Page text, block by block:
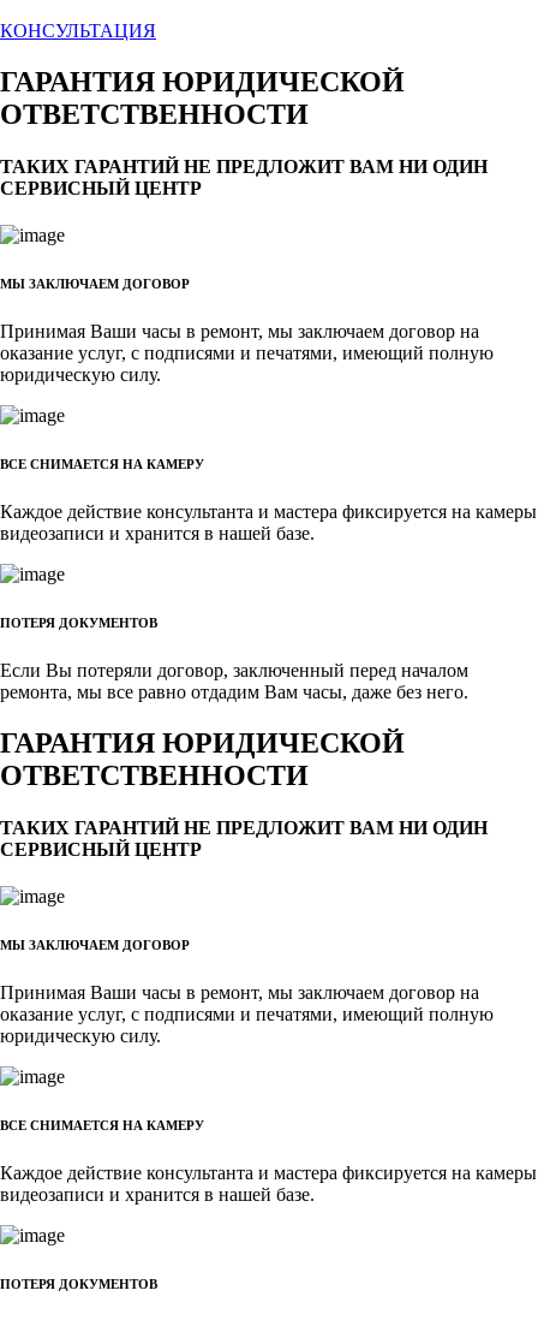
КОНСУЛЬТАЦИЯ
ГАРАНТИЯ ЮРИДИЧЕСКОЙ
ОТВЕТСТВЕННОСТИ
ТАКИХ ГАРАНТИЙ НЕ ПРЕДЛОЖИТ ВАМ НИ ОДИН
СЕРВИСНЫЙ ЦЕНТР
МЫ ЗАКЛЮЧАЕМ ДОГОВОР
Принимая Ваши часы в ремонт, мы заключаем договор на
оказание услуг, с подписями и печатями, имеющий полную
юридическую силу.
ВСЕ СНИМАЕТСЯ НА КАМЕРУ
Каждое действие консультанта и мастера фиксируется на камеры
видеозаписи и хранится в нашей базе.
ПОТЕРЯ ДОКУМЕНТОВ
Если Вы потеряли договор, заключенный перед началом
ремонта, мы все равно отдадим Вам часы, даже без него.
ГАРАНТИЯ ЮРИДИЧЕСКОЙ
ОТВЕТСТВЕННОСТИ
ТАКИХ ГАРАНТИЙ НЕ ПРЕДЛОЖИТ ВАМ НИ ОДИН
СЕРВИСНЫЙ ЦЕНТР
МЫ ЗАКЛЮЧАЕМ ДОГОВОР
Принимая Ваши часы в ремонт, мы заключаем договор на
оказание услуг, с подписями и печатями, имеющий полную
юридическую силу.
ВСЕ СНИМАЕТСЯ НА КАМЕРУ
Каждое действие консультанта и мастера фиксируется на камеры
видеозаписи и хранится в нашей базе.
ПОТЕРЯ ДОКУМЕНТОВ